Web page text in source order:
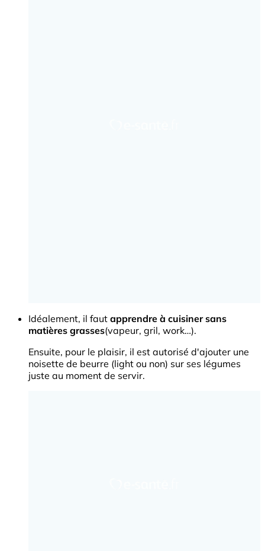
Idéalement, il faut apprendre à cuisiner sans
matières grasses(vapeur, gril, work…).
Ensuite, pour le plaisir, il est autorisé d'ajouter une
noisette de beurre (light ou non) sur ses légumes
juste au moment de servir.